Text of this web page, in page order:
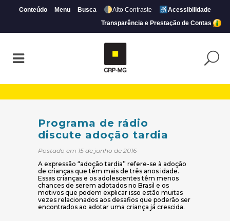
Conteúdo Menu Busca Alto Contraste
Acessibilidade
Transparência e Prestação de Contas
Programa de rádio
discute adoção tardia
Postado em 15 de junho de 2016
A expressão “adoção tardia” refere-se à adoção
de crianças que têm mais de três anos idade.
Essas crianças e os adolescentes têm menos
chances de serem adotados no Brasil e os
motivos que podem explicar isso estão muitas
vezes relacionados aos desafios que poderão ser
encontrados ao adotar uma criança já crescida.